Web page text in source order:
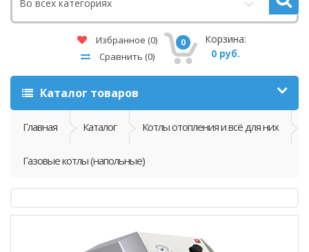
Во всех категориях
Избранное (0)
Сравнить (0)
0
Корзина:
0 руб.
Каталог товаров
Главная Каталог Котлы отопления и всё для них
Газовые котлы (напольные)